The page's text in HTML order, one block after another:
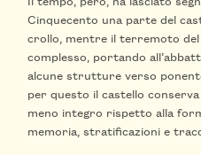
Cinquecento una parte del
crollo, mentre il terremoto del
complesso, portando
alcune strutture verso
per questo il castello
meno integro rispetto alla
memoria, stratificazioni e